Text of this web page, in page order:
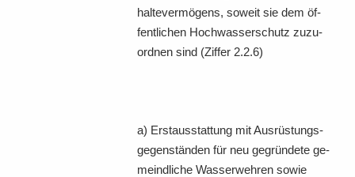
hal­te­ver­mö­gens, so­weit sie dem öf­
fent­li­chen Hoch­was­ser­schutz zu­zu­
ord­nen sind (Zif­fer 2.2.6)
a) Erst­aus­stat­tung mit Aus­rüs­tungs­
ge­gen­stän­den für neu ge­grün­de­te ge­
meind­li­che Was­ser­weh­ren sowie